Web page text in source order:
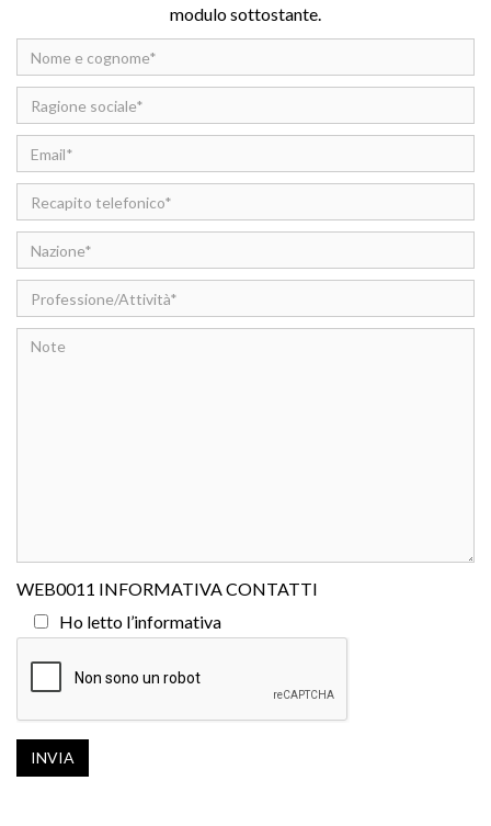
modulo sottostante.
WEB0011 INFORMATIVA CONTATTI
Ho letto l’informativa